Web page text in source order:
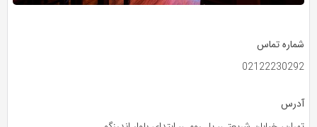
شماره تماس
02122230292
آدرس